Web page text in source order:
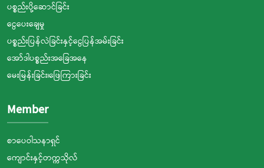
ပစ္စည်းပို့ဆောင်ခြင်း
ငွေပေးချေမှု
ပစ္စည်းပြန်လဲခြင်းနှင့်ငွေပြန်အမ်းခြင်း
အော်ဒါပစ္စည်းအခြေအနေ
မေးမြန်းခြင်း၊ဖြေကြားခြင်း
Member
စာပေဝါသနာရှင်
ကျောင်းနှင့်တက္ကသိုလ်